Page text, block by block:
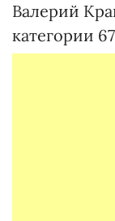
Валерий
категории